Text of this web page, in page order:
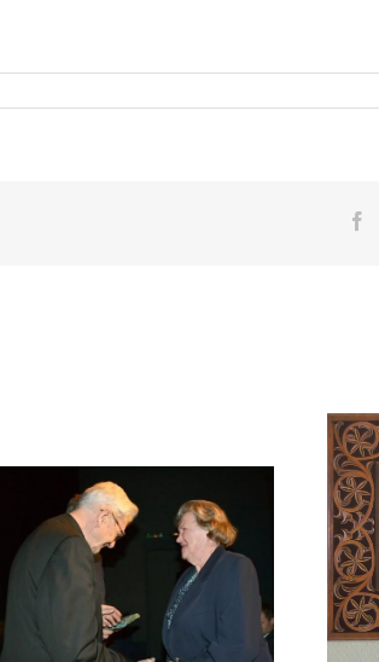
Zmarła Wanda Czubernatowa